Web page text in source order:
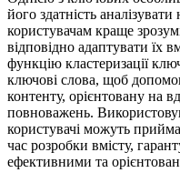
його здатність
користувачам краще
відповідно адаптувати їх
функцію кластеризації
ключові слова, щоб
контенту, орієнтовану на
повноважень.
користувачі можуть
час розробки вмісту,
ефективними та